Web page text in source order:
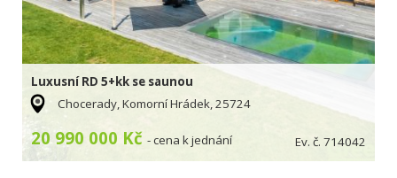
Luxusní RD 5+kk se saunou
Chocerady, Komorní Hrádek, 25724
20 990 000 Kč - cena k jednání Ev. č. 714042